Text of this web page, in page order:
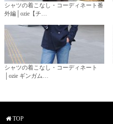
シャツの着こなし・コーディネート番
外編│ozie【チ…
シャツの着こなし・コーディネート
│ozie ギンガム…
TOP